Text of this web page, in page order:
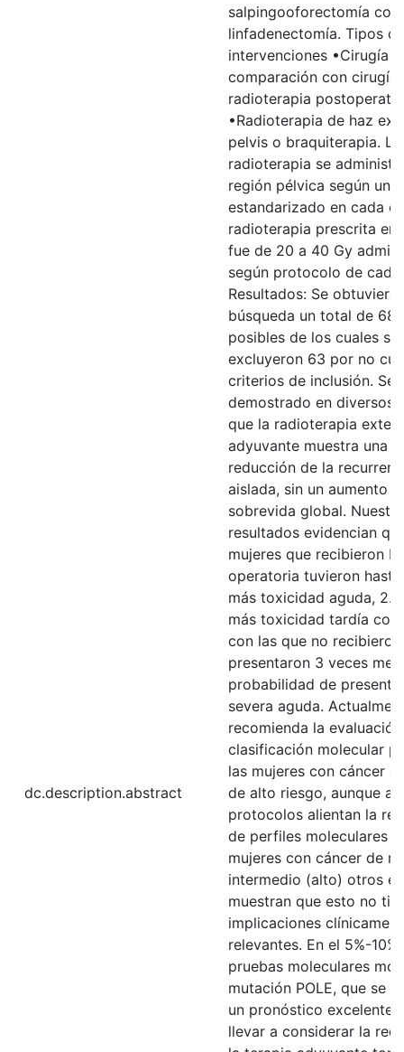
dc.description.abstract
salpingooforectomía con
linfadenectomía. Tipos de
intervenciones •Cirugía
comparación con cirugía
radioterapia
•Radioterapia de haz
pelvis o braquiterapia. La
radioterapia se
región pélvica según un
estandarizado en cada
radioterapia prescrita en
fue de 20 a 40 Gy
según protocolo de
Resultados: Se
búsqueda un total de 68
posibles de los cuales se
excluyeron 63 por no
criterios de inclusión. Se
demostrado en diversos
que la radioterapia
adyuvante muestra una
reducción de la
aislada, sin un aumento
sobrevida global.
resultados evidencian
mujeres que recibieron
operatoria tuvieron
más toxicidad aguda,
más toxicidad tardía
con las que no recibieron
presentaron 3 veces
probabilidad de
severa aguda.
recomienda la
clasificación molecular
las mujeres con cáncer
de alto riesgo, aunque
protocolos alientan la
de perfiles moleculares
mujeres con cáncer de
intermedio (alto) otros
muestran que esto no
implicaciones
relevantes. En el 5%-
pruebas moleculares
mutación POLE, que se
un pronóstico excelente
llevar a considerar la